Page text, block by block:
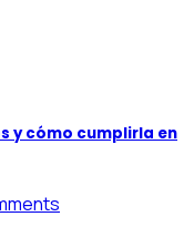
y cómo cumplirla en